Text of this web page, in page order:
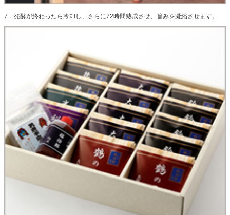
7．発酵が終わったら冷却し、さらに72時間熟成させ、旨みを凝縮させます。